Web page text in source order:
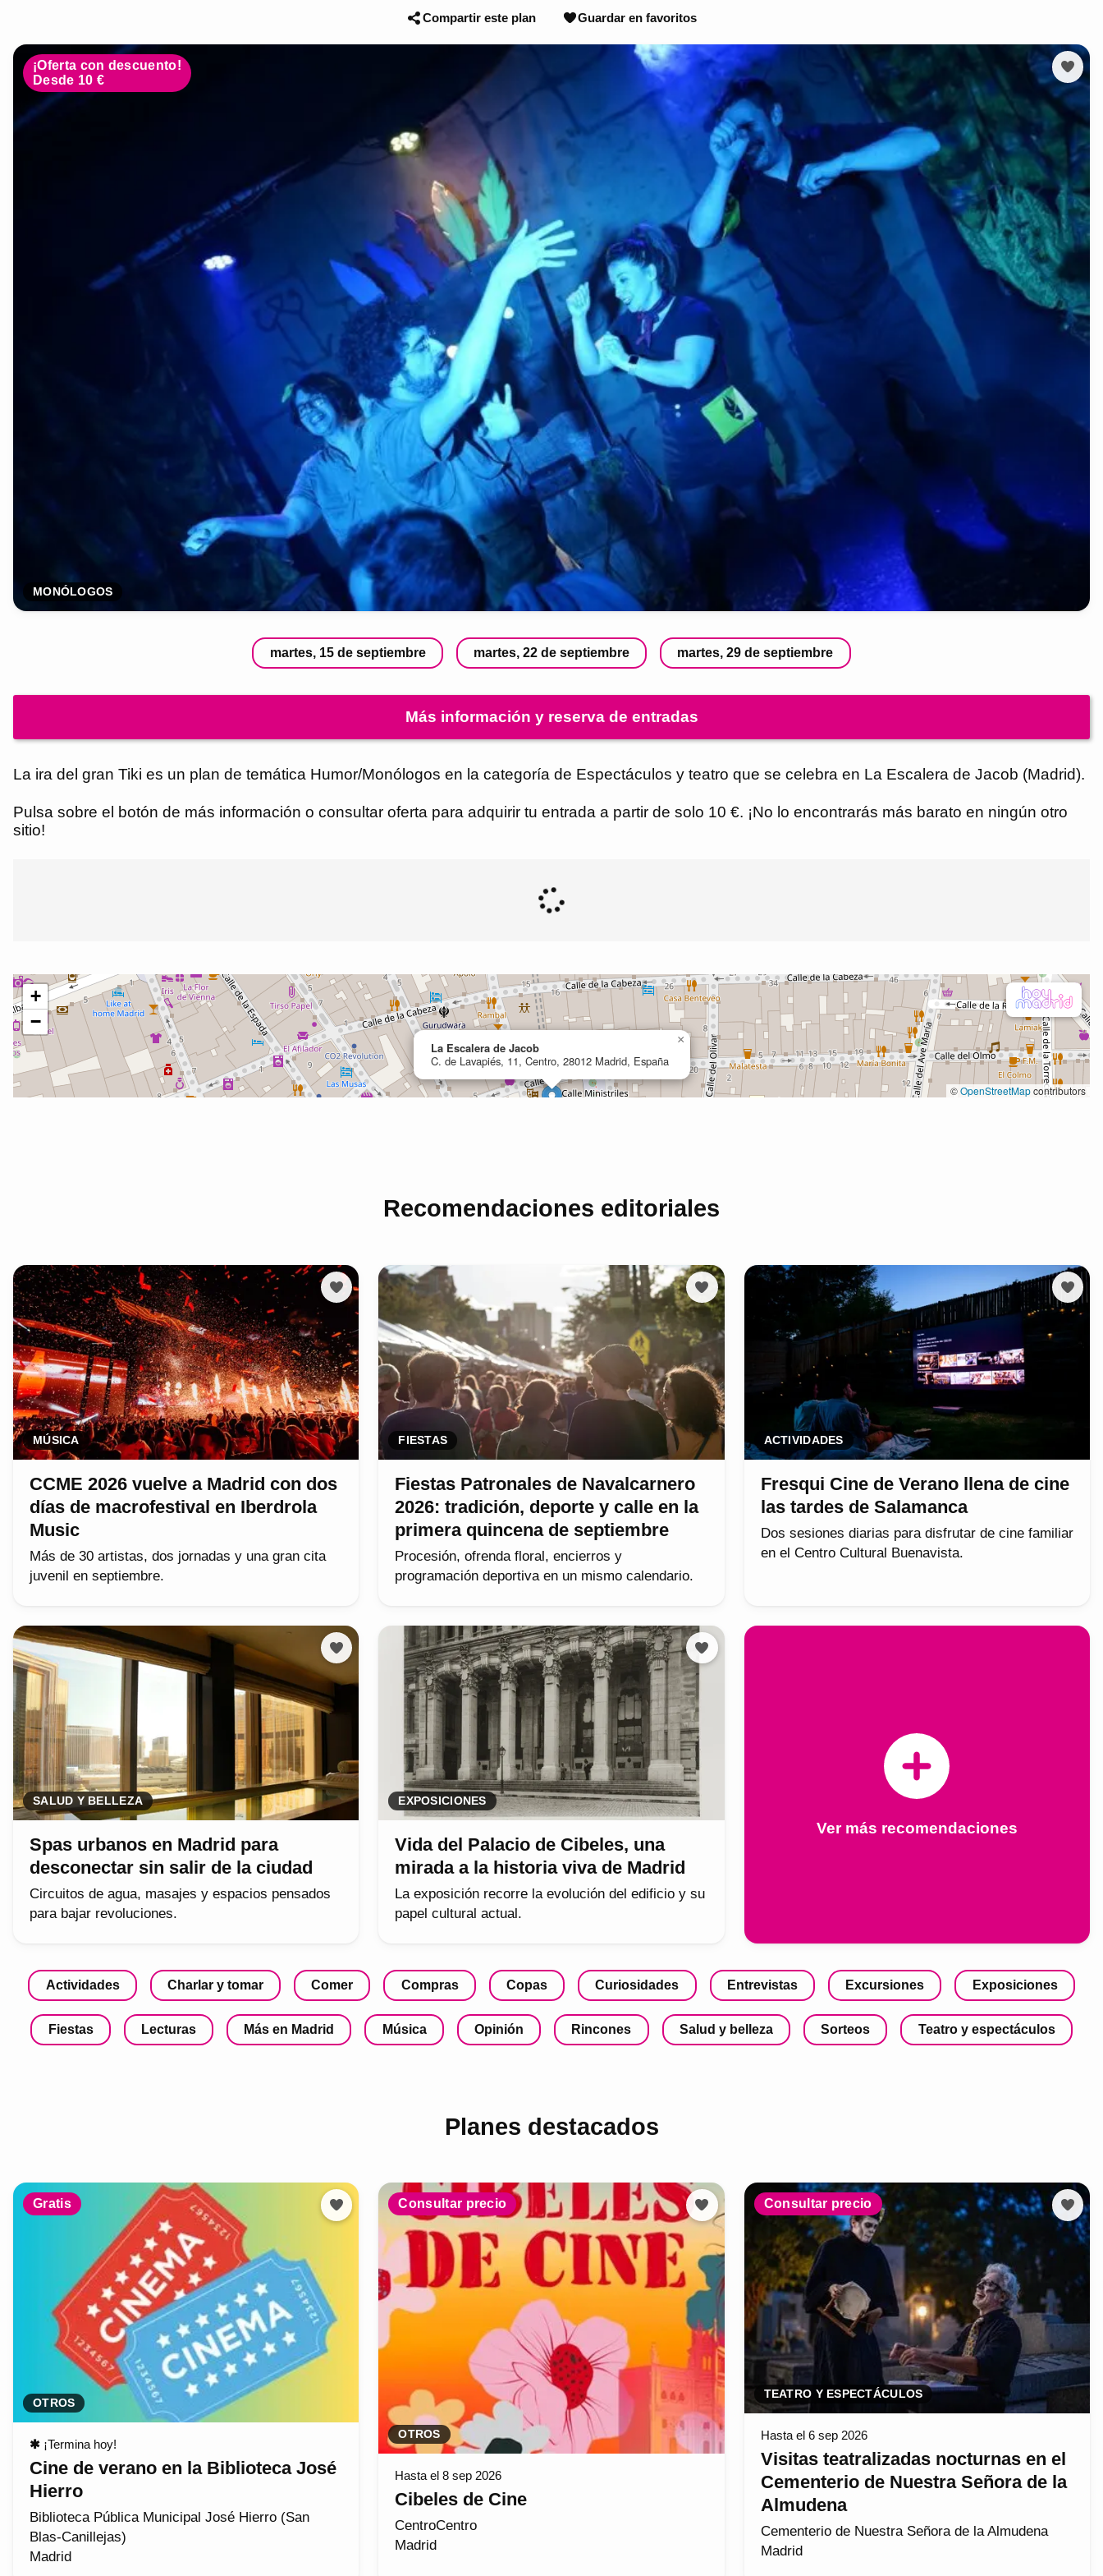
Compartir este plan Guardar en favoritos
¡Oferta con descuento!
Desde 10 €
MONÓLOGOS
martes, 15 de septiembre martes, 22 de septiembre martes, 29 de septiembre
Más información y reserva de entradas
La ira del gran Tiki es un plan de temática Humor/Monólogos en la categoría de Espectáculos y teatro que se celebra en La Escalera de Jacob (Madrid).
Pulsa sobre el botón de más información o consultar oferta para adquirir tu entrada a partir de solo 10 €. ¡No lo encontrarás más barato en ningún otro
sitio!
Recomendaciones editoriales
MÚSICA
CCME 2026 vuelve a Madrid con dos
días de macrofestival en Iberdrola
Music
Más de 30 artistas, dos jornadas y una gran cita
juvenil en septiembre.
FIESTAS
Fiestas Patronales de Navalcarnero
2026: tradición, deporte y calle en la
primera quincena de septiembre
Procesión, ofrenda floral, encierros y
programación deportiva en un mismo calendario.
ACTIVIDADES
Fresqui Cine de Verano llena de cine
las tardes de Salamanca
Dos sesiones diarias para disfrutar de cine familiar
en el Centro Cultural Buenavista.
SALUD Y BELLEZA
Spas urbanos en Madrid para
desconectar sin salir de la ciudad
Circuitos de agua, masajes y espacios pensados
para bajar revoluciones.
EXPOSICIONES
Vida del Palacio de Cibeles, una
mirada a la historia viva de Madrid
La exposición recorre la evolución del edificio y su
papel cultural actual.
Ver más recomendaciones
Actividades Charlar y tomar Comer Compras Copas Curiosidades Entrevistas Excursiones Exposiciones
Fiestas Lecturas Más en Madrid Música Opinión Rincones Salud y belleza Sorteos Teatro y espectáculos
Planes destacados
Gratis
OTROS
✱ ¡Termina hoy!
Cine de verano en la Biblioteca José
Hierro
Biblioteca Pública Municipal José Hierro (San
Blas-Canillejas)
Madrid
Consultar precio
OTROS
Hasta el 8 sep 2026
Cibeles de Cine
CentroCentro
Madrid
Consultar precio
TEATRO Y ESPECTÁCULOS
Hasta el 6 sep 2026
Visitas teatralizadas nocturnas en el
Cementerio de Nuestra Señora de la
Almudena
Cementerio de Nuestra Señora de la Almudena
Madrid